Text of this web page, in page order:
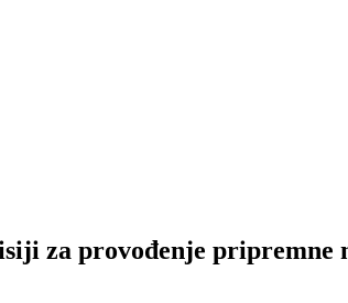
za provođenje pripremne